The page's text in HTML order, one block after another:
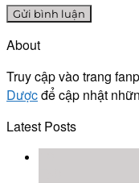
About
Truy cập vào trang
Dượcđể cập nhật
Latest Posts